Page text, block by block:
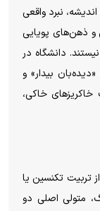
نبرد واقعی
و ذهن‌های پویایی
دانشگاه در
بیدار» و
خاکی،
تربیت تکنسین یا
متولی اصلی دو